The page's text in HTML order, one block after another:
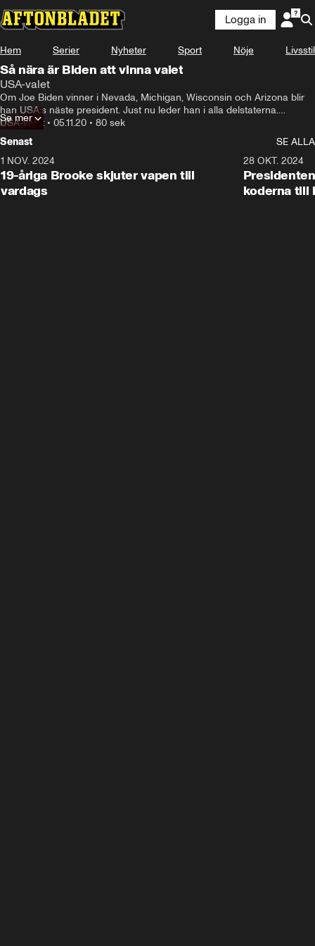
Logga in
Hem Serier Nyheter Sport Nöje Livsstil
Så nära är Biden att vinna valet
USA-valet
Om Joe Biden vinner i Nevada, Michigan, Wisconsin och Arizona blir
han USA:s näste president. Just nu leder han i alla delstaterna.
Aftonbladets utrikespolitiske kommentator Wolfgang Hansson ger en
lägesrapport från USA.
USA-valet • 05.11.20 • 80 sek
Se mer
Senast
SE ALLA
1 NOV. 2024
19-åriga Brooke skjuter vapen till
vardags
28 OKT. 2024
koderna till